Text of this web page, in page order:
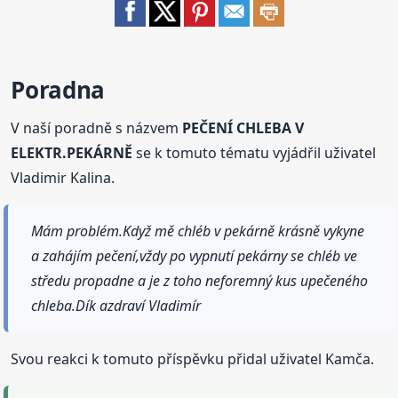
Poradna
V naší poradně s názvem PEČENÍ CHLEBA V
ELEKTR.PEKÁRNĚ se k tomuto tématu vyjádřil uživatel
Vladimir Kalina.
Mám problém.Když mě chléb v pekárně krásně vykyne
a zahájím pečení,vždy po vypnutí pekárny se chléb ve
středu propadne a je z toho neforemný kus upečeného
chleba.Dík azdraví Vladimír
Svou reakci k tomuto příspěvku přidal uživatel Kamča.